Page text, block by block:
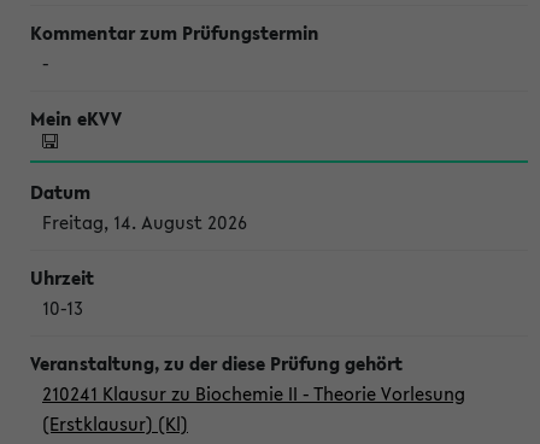
-
Freitag, 14. August 2026
10-13
210241 Klausur zu Biochemie II - Theorie Vorlesung
(Erstklausur) (Kl)